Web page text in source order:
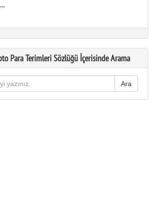
...
Para Terimleri Sözlüğü İçerisinde Arama